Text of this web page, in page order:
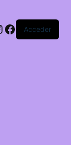
Facebook
Acceder